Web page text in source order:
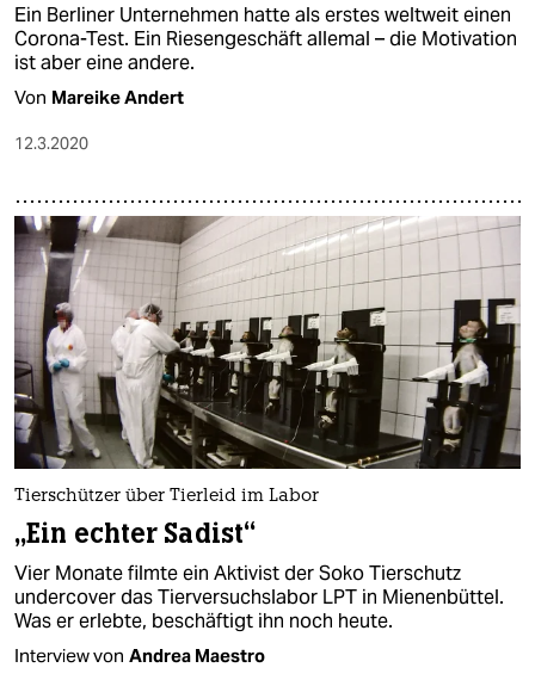
Ein Berliner Unternehmen hatte als erstes weltweit einen
Corona-Test. Ein Riesengeschäft allemal – die Motivation
ist aber eine andere.
Von Mareike Andert
12.3.2020
Tierschützer über Tierleid im Labor
„Ein echter Sadist“
Vier Monate filmte ein Aktivist der Soko Tierschutz
undercover das Tierversuchslabor LPT in Mienenbüttel.
Was er erlebte, beschäftigt ihn noch heute.
Interview von Andrea Maestro